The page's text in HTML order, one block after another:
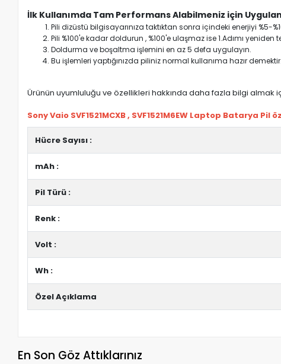
İlk Kullanımda Tam Performans Alabilmeniz için
Pili dizüstü bilgisayarınıza taktıktan sonra içindeki enerjiyi
Pili %100'e kadar doldurun , %100'e ulaşmaz ise 1.Adımı yeniden
Doldurma ve boşaltma işlemini en az 5 defa uygulayın.
Bu işlemleri yaptığınızda piliniz normal kullanıma hazır demektir.
Ürünün uyumluluğu ve özellikleri hakkında daha fazla bilgi almak
Sony Vaio SVF1521MCXB , SVF1521M6EW Laptop Batarya Pil
Hücre Sayısı :
mAh :
Pil Türü :
Renk :
Volt :
Wh :
Özel Açıklama
En Son Göz Attıklarınız